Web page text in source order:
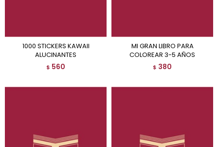
1000 STICKERS KAWAII
ALUCINANTES
$ 560
MI GRAN LIBRO PARA
COLOREAR 3-5 AÑOS
$ 380